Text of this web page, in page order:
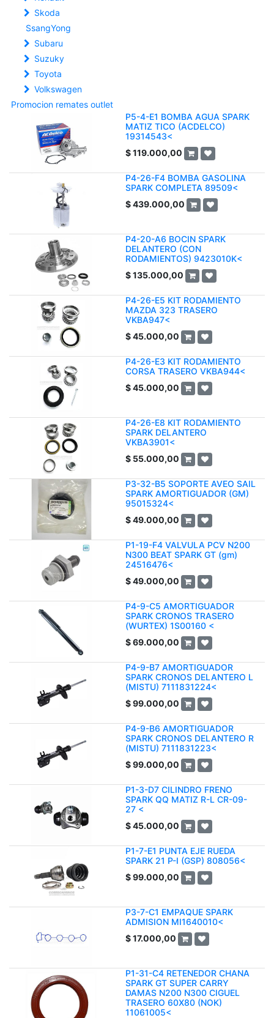
Skoda
SsangYong
Subaru
Suzuky
Toyota
Volkswagen
Promocion remates outlet
P5-4-E1 BOMBA AGUA SPARK
MATIZ TICO (ACDELCO)
19314543<
$119.000,00
P4-26-F4 BOMBA GASOLINA
SPARK COMPLETA 89509<
$439.000,00
P4-20-A6 BOCIN SPARK
DELANTERO (CON
RODAMIENTOS) 9423010K<
$135.000,00
P4-26-E5 KIT RODAMIENTO
MAZDA 323 TRASERO
VKBA947<
$45.000,00
P4-26-E3 KIT RODAMIENTO
CORSA TRASERO VKBA944<
$45.000,00
P4-26-E8 KIT RODAMIENTO
SPARK DELANTERO
VKBA3901<
$ 55.000,00
P3-32-B5 SOPORTE AVEO SAIL
SPARK AMORTIGUADOR (GM)
95015324<
$49.000,00
P1-19-F4 VALVULA PCV N200
N300 BEAT SPARK GT (gm)
24516476<
$49.000,00
P4-9-C5 AMORTIGUADOR
SPARK CRONOS TRASERO
(WURTEX) 1S00160 <
$69.000,00
P4-9-B7 AMORTIGUADOR
SPARK CRONOS DELANTERO L
(MISTU) 7111831224<
$99.000,00
P4-9-B6 AMORTIGUADOR
SPARK CRONOS DELANTERO R
(MISTU) 7111831223<
$99.000,00
P1-3-D7 CILINDRO FRENO
SPARK QQ MATIZ R-L CR-09-
27 <
$45.000,00
P1-7-E1 PUNTA EJE RUEDA
SPARK 21 P-I (GSP) 808056<
$99.000,00
P3-7-C1 EMPAQUE SPARK
ADMISION MI1640010<
$17.000,00
P1-31-C4 RETENEDOR CHANA
SPARK GT SUPER CARRY
DAMAS N200 N300 CIGUEL
TRASERO 60X80 (NOK)
11061005<